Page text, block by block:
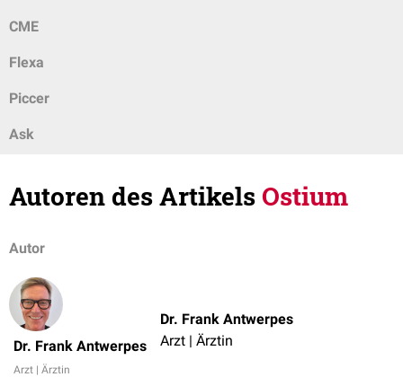
CME
Flexa
Piccer
Ask
Autoren des Artikels Ostium
Autor
Dr. Frank Antwerpes
Arzt | Ärztin
Dr. Frank Antwerpes
Arzt | Ärztin